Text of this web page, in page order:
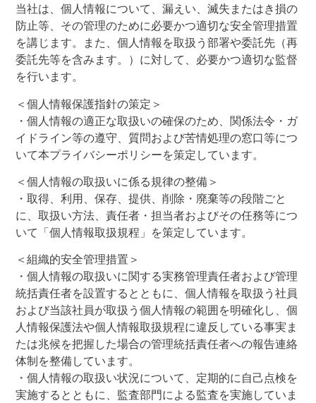
当社は、個人情報について、漏えい、滅失またはき損の
防止等、その管理のために必要かつ適切な安全管理措置
を講じます。また、個人情報を取扱う部署や委託先（再
委託先等を含みます。）に対して、必要かつ適切な監督
を行います。
＜個人情報保護指針の策定＞
・個人情報の適正な取扱いの確保のため、関係法令・ガ
イドライン等の遵守、質問および苦情処理の窓口等につ
いて本プライバシーポリシーを策定しています。
＜個人情報の取扱いに係る規律の整備＞
・取得、利用、保存、提供、削除・廃棄等の段階ごと
に、取扱い方法、責任者・担当者およびその任務等につ
いて「個人情報取扱規程」を策定しています。
＜組織的安全管理措置＞
・個人情報の取扱いに関する実務管理責任者および管理
統括責任者を設置するとともに、個人情報を取扱う社員
および当該社員が取扱う個人情報の範囲を明確化し、個
人情報保護法や個人情報取扱規程に違反している事実ま
たは兆候を把握した場合の管理統括責任者への報告連絡
体制を整備しています。
・個人情報の取扱い状況について、定期的に自己点検を
実施するとともに、監査部門による監査を実施していま